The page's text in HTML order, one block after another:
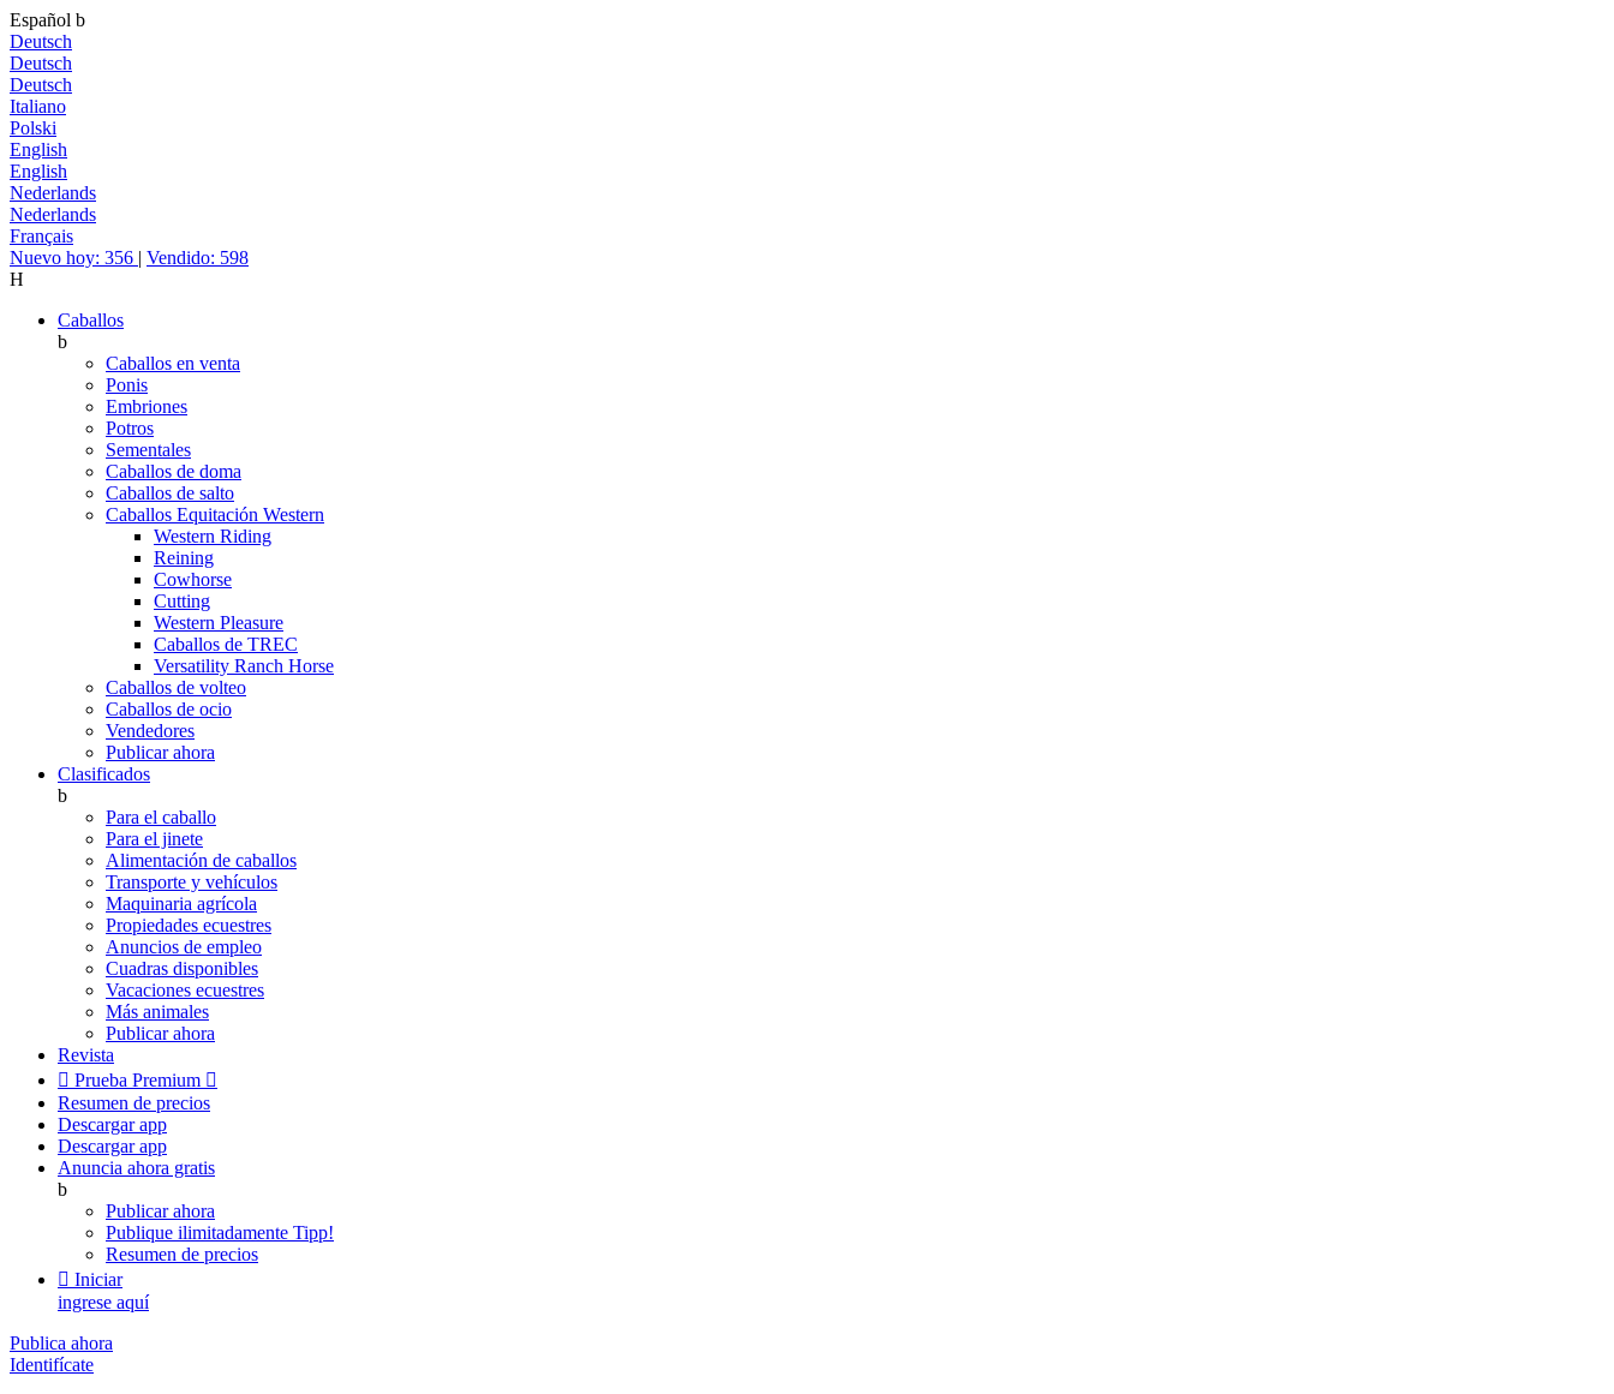
Español b
Deutsch
Deutsch
Deutsch
Italiano
Polski
English
English
Nederlands
Nederlands
Français
Nuevo hoy: 356 | Vendido: 598
H
Caballos
b
Caballos en venta
Ponis
Embriones
Potros
Sementales
Caballos de doma
Caballos de salto
Caballos Equitación Western
Western Riding
Reining
Cowhorse
Cutting
Western Pleasure
Caballos de TREC
Versatility Ranch Horse
Caballos de volteo
Caballos de ocio
Vendedores
Publicar ahora
Clasificados
b
Para el caballo
Para el jinete
Alimentación de caballos
Transporte y vehículos
Maquinaria agrícola
Propiedades ecuestres
Anuncios de empleo
Cuadras disponibles
Vacaciones ecuestres
Más animales
Publicar ahora
Revista
 Prueba Premium 
Resumen de precios
Descargar app
Descargar app
Anuncia ahora gratis
b
Publicar ahora
Publique ilimitadamente Tipp!
Resumen de precios
 Iniciar
ingrese aquí
Publica ahora
Identifícate